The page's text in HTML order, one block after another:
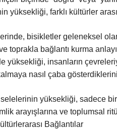
yüksekliği, farklı kültürler
bisikletler geleneksel
toprakla bağlantı kurma
yüksekliği, insanların
nasıl çaba
yüksekliği, sadece
arayışlarına ve toplumsal
Bağlantılar